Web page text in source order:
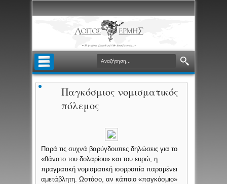
Παγκόσμιος νομισματικός
πόλεμος
Παρά τις συχνά βαρύγδουπες δηλώσεις για το
«θάνατο του δολαρίου» και του ευρώ, η
πραγματική νομισματική ισορροπία παραμένει
αμετάβλητη. Ωστόσο, αν κάποιο «παγκόσμιο»